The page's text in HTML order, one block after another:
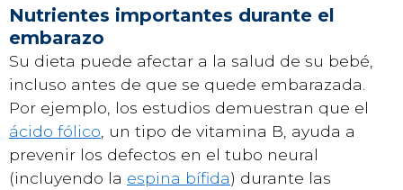
Nutrientes importantes durante el
embarazo
Su dieta puede afectar a la salud de su bebé,
incluso antes de que se quede embarazada.
Por ejemplo, los estudios demuestran que el
ácido fólico , un tipo de vitamina B, ayuda a
prevenir los defectos en el tubo neural
(incluyendo la espina bífida) durante las